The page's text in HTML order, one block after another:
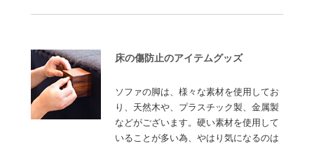
床の傷防止のアイテムグッズ
ソファの脚は、様々な素材を使用してお
り、天然木や、プラスチック製、金属製
などがございます。硬い素材を使用して
いることが多い為、やはり気になるのは